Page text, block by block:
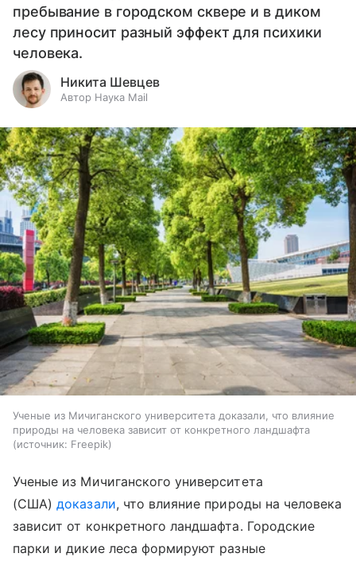
пребывание в городском сквере и в диком
лесу приносит разный эффект для психики
человека.
Никита Шевцев
Автор Наука Mail
Ученые из Мичиганского университета доказали, что влияние
природы на человека зависит от конкретного ландшафта
источник: Freepik
Ученые из Мичиганского университета
(США)доказали, что влияние природы на человека
зависит от конкретного ландшафта. Городские
парки и дикие леса формируют разные